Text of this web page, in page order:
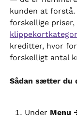
kunden at
forskellige
kreditter, hvor
forskelligt antal
Sådan sætter du
Under Menu